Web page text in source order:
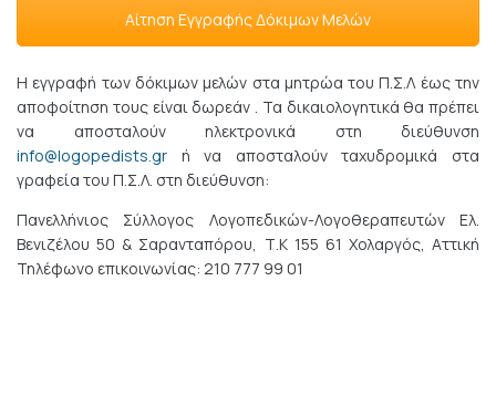
Αίτηση Εγγραφής Δόκιμων Μελών
Η εγγραφή των δόκιμων μελών στα μητρώα του Π.Σ.Λ έως την
αποφοίτηση τους είναι δωρεάν . Τα δικαιολογητικά θα πρέπει
να αποσταλούν ηλεκτρονικά στη διεύθυνση
info@logopedists.gr ή να αποσταλούν ταχυδρομικά στα
γραφεία του Π.Σ.Λ. στη διεύθυνση:
Πανελλήνιος Σύλλογος Λογοπεδικών-Λογοθεραπευτών Ελ.
Βενιζέλου 50 & Σαρανταπόρου, Τ.Κ 155 61 Χολαργός, Αττική
Τηλέφωνο επικοινωνίας: 210 777 99 01